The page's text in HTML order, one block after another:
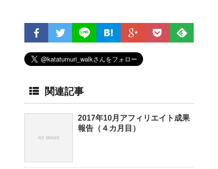
関連記事
2017年10月アフィリエイト成果
報告（４カ月目）